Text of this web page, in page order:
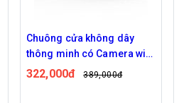
Chuông cửa không dây
thông minh có Camera wifi
M5,M6 cao cấp
322,000đ 389,000đ